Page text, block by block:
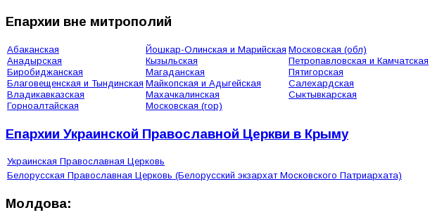
Епархии вне митрополий
Абаканская
Анадырская
Биробиджанская
Благовещенская и Тындинская
Владикавказская
Горноалтайская
Йошкар-Олинская и Марийская
Кызыльская
Магаданская
Майкопская и Адыгейская
Махачкалинская
Московская (гор)
Московская (обл)
Петропавловская и Камчатская
Пятигорская
Салехардская
Сыктывкарская
Епархии Украинской Православной Церкви в Крыму
Украинская Православная Церковь
Белорусская Православная Церковь (Белорусский экзархат Московского Патриархата)
Молдова: